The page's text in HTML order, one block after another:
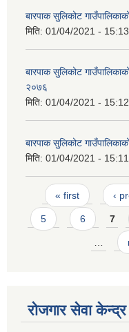
बारपाक सुलिकोट
मिति: 01/04/2021 - 15:13
बारपाक सुलिकोट
२०७६
मिति: 01/04/2021 - 15:12
बारपाक सुलिकोट
मिति: 01/04/2021 - 15:11
Pages
« first ‹
5 6 7
रोजगार सेवा केन्द्र